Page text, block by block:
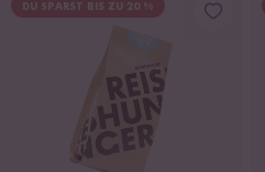
DU SPARST BIS ZU 20 %